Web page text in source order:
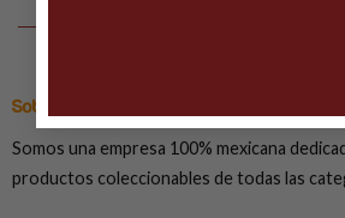
Sobre nosotros
Somos una empresa 100% mexicana
productos coleccionables de todas las